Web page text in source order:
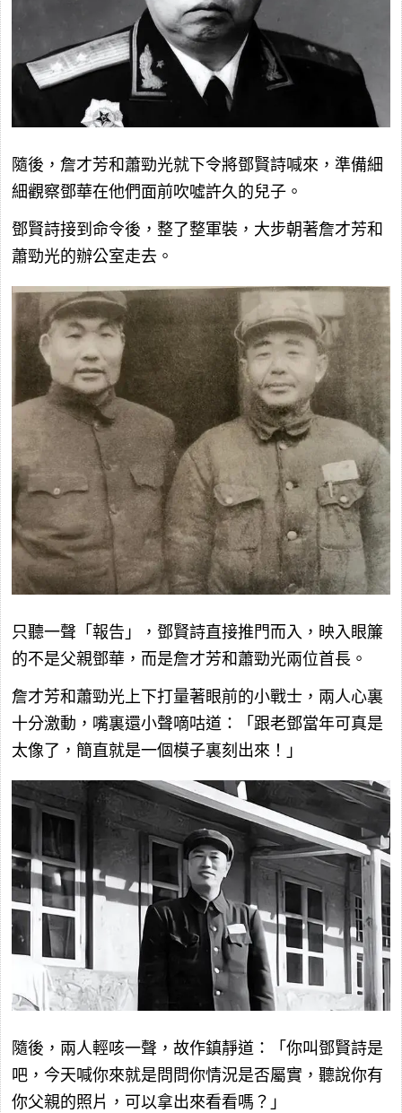
隨後，詹才芳和蕭勁光就下令將鄧賢詩喊來，準備細
細觀察鄧華在他們面前吹噓許久的兒子。
鄧賢詩接到命令後，整了整軍裝，大步朝著詹才芳和
蕭勁光的辦公室走去。
只聽一聲「報告」，鄧賢詩直接推門而入，映入眼簾
的不是父親鄧華，而是詹才芳和蕭勁光兩位首長。
詹才芳和蕭勁光上下打量著眼前的小戰士，兩人心裏
十分激動，嘴裏還小聲嘀咕道：「跟老鄧當年可真是
太像了，簡直就是一個模子裏刻出來！」
隨後，兩人輕咳一聲，故作鎮靜道：「你叫鄧賢詩是
吧，今天喊你來就是問問你情況是否屬實，聽說你有
你父親的照片，可以拿出來看看嗎？」